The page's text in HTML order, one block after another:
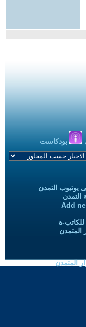
بودكاست
يوتيوب التمدن
التمدن
Add
ة
المتمدن
المتمدن